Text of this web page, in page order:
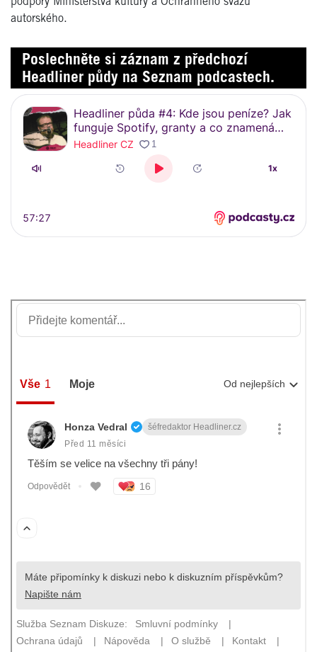
autorského.
Poslechněte si záznam z předchozí
Headliner půdy na Seznam podcastech.